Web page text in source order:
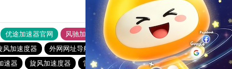
优途加速器官网 风驰加速器
旋风加速器
风加速度器 外网网址导航 软件中心 雷霆加速
狂飙加速器
速器 旋风加速度器 雷轰加速官网 猎豹vp加速器官网